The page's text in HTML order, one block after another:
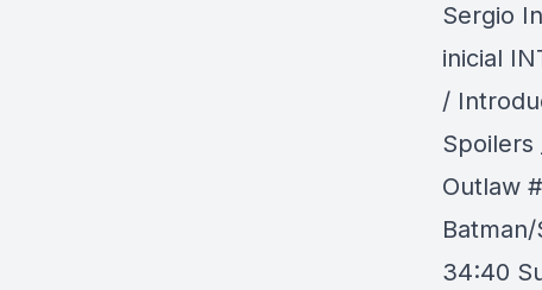
Sergio
inicial
/
Spoilers
Outlaw
34:40